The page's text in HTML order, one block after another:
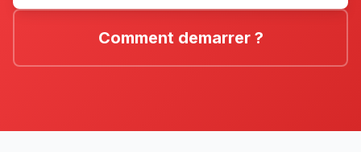
Comment demarrer ?